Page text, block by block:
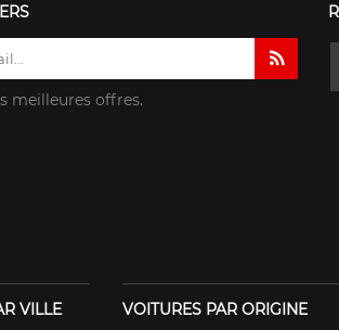
meilleures offres.
VILLE VOITURES PAR ORIGINE